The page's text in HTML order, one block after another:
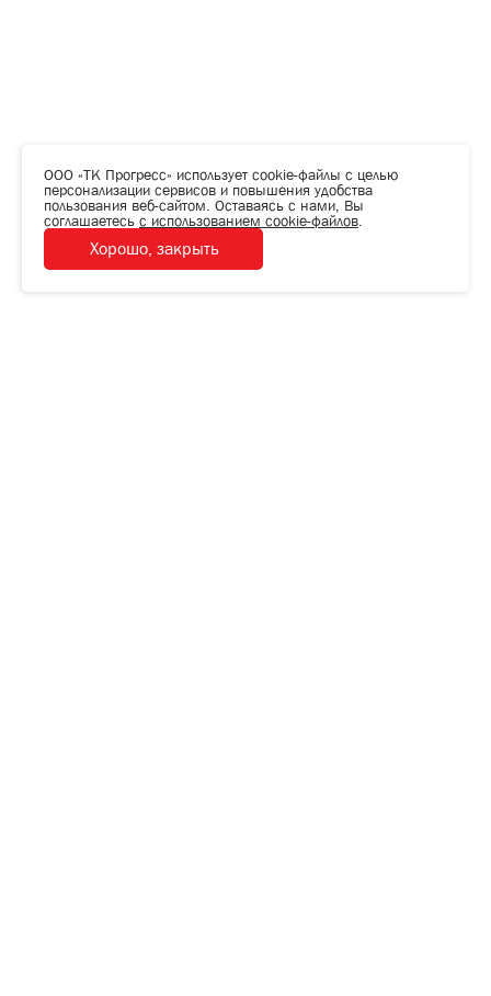
ООО «ТК Прогресс» использует cookie-файлы с целью
персонализации сервисов и повышения удобства
пользования веб-сайтом. Оставаясь с нами, Вы
соглашаетесь с использованием cookie-файлов.
Хорошо, закрыть